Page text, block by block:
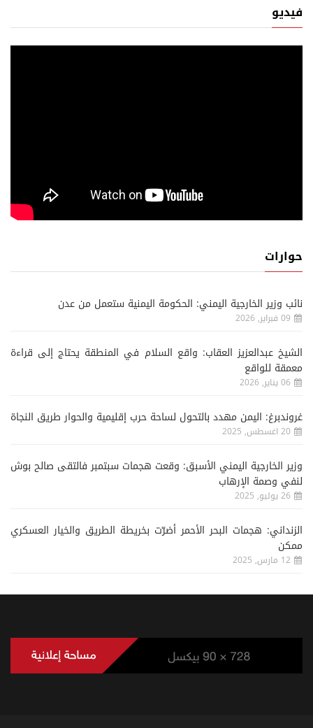
فيديو
حوارات
نائب وزير الخارجية اليمني: الحكومة اليمنية ستعمل من عدن
09 فبراير, 2026
الشيخ عبدالعزيز العقاب: واقع السلام في المنطقة يحتاج إلى قراءة
معمقة للواقع
06 يناير, 2026
غروندبرغ: اليمن مهدد بالتحول لساحة حرب إقليمية والحوار طريق النجاة
20 اغسطس, 2025
وزير الخارجية اليمني الأسبق: وقعت هجمات سبتمبر فالتقى صالح بوش
لنفي وصمة الإرهاب
26 يوليو, 2025
الزنداني: هجمات البحر الأحمر أضرّت بخريطة الطريق والخيار العسكري
ممكن
12 مارس, 2025